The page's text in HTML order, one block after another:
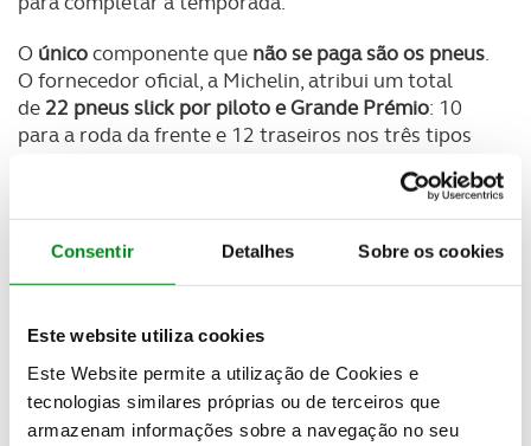
Consentir Detalhes Sobre os cookies
Este website utiliza cookies
Este Website permite a utilização de Cookies e
tecnologias similares próprias ou de terceiros que
armazenam informações sobre a navegação no seu
O únicocomponente que não se paga são os pneus.
O fornecedor oficial, a Michelin, atribui um total
de 22 pneus slick por piloto e Grande Prémio: 10
para a roda da frente e 12 traseiros nos três tipos
jogo adicional em caso de participar nas duas
sessões de classificação. Em caso dechuva, os
pilotos dispõem de
13 pneus apropriados(6
de sexta e sábado. A isto juntam-se as
unidade.